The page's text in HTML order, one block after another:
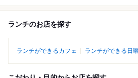
ランチのお店を探す
ランチができるカフェ ランチができる日